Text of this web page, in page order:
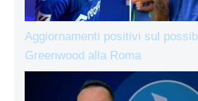
Aggiornamenti positivi sul
Greenwood alla Roma